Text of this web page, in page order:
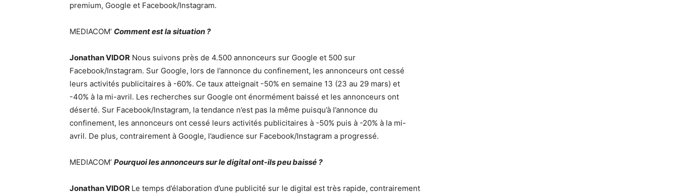
premium, Google et Facebook/Instagram.
MEDIACOM’ Comment est la situation ?
Jonathan VIDOR Nous suivons près de 4.500 annonceurs sur Google et 500 sur
Facebook/Instagram. Sur Google, lors de l’annonce du confinement, les annonceurs ont cessé
leurs activités publicitaires à -60%. Ce taux atteignait -50% en semaine 13 (23 au 29 mars) et
-40% à la mi-avril. Les recherches sur Google ont énormément baissé et les annonceurs ont
déserté. Sur Facebook/Instagram, la tendance n’est pas la même puisqu’à l’annonce du
confinement, les annonceurs ont cessé leurs activités publicitaires à -50% puis à -20% à la mi-
avril. De plus, contrairement à Google, l’audience sur Facebook/Instagram a progressé.
MEDIACOM’ Pourquoi les annonceurs sur le digital ont-ils peu baissé ?
Jonathan VIDOR Le temps d’élaboration d’une publicité sur le digital est très rapide, contrairement